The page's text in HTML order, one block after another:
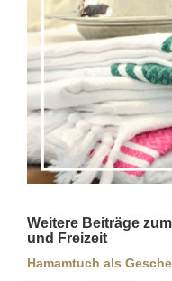
Weitere Beiträge
und Freizeit
Hamamtuch als